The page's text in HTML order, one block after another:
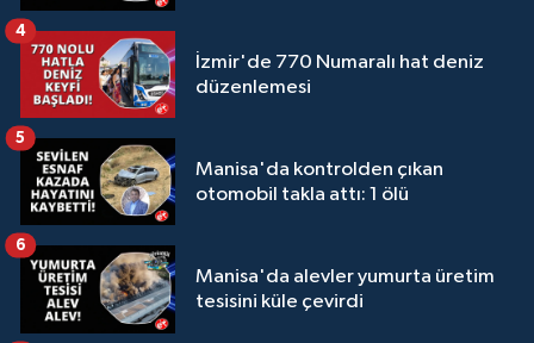
İzmir'de 770 Numaralı hat deniz
düzenlemesi
4
Manisa'da kontrolden çıkan
otomobil takla attı: 1 ölü
5
Manisa'da alevler yumurta üretim
tesisini küle çevirdi
6